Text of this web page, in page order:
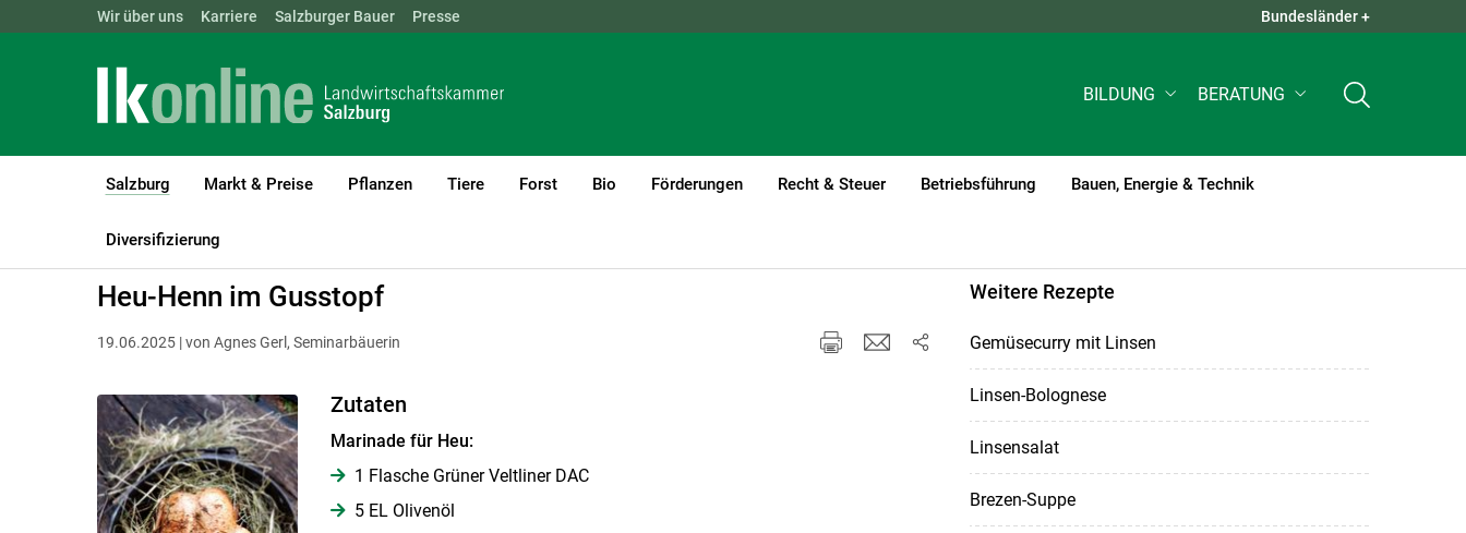
Landwirtschaftskammern: ÖSTERREICH BGLD KTN QUICK LINKS +
Wir über uns Karriere Salzburger Bauer Presse Bundesländer +
BILDUNG BERATUNG
Salzburg
(current)1
Markt & Preise Pflanzen Tiere Forst Bio Förderungen Recht & Steuer Betriebsführung Bauen, Energie & Technik
Diversifizierung
LK Salzburg Salzburg
Heu-Henn im Gusstopf
19.06.2025 | von Agnes Gerl, Seminarbäuerin
Zutaten
Marinade für Heu:
1 Flasche Grüner Veltliner DAC
5 EL Olivenöl
Weitere Rezepte
Gemüsecurry mit Linsen
Linsen-Bolognese
Linsensalat
Brezen-Suppe